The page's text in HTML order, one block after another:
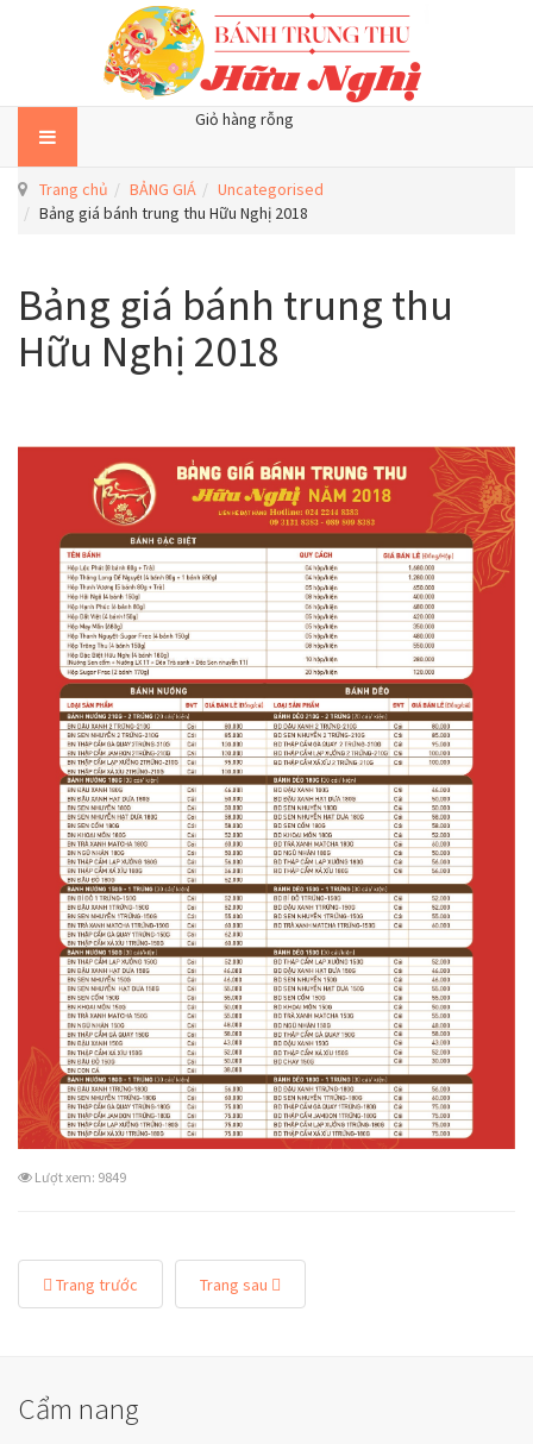
Giỏ hàng rỗng
Trang chủ BẢNG GIÁ
Uncategorised
Bảng giá bánh trung thu Hữu Nghị 2018
Bảng giá bánh trung thu
Hữu Nghị 2018
Lượt xem: 9849
Trang trước Trang sau
Cẩm nang